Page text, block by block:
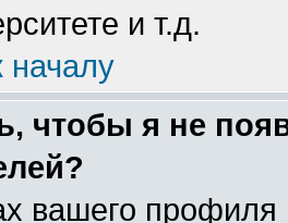
и т.д.
началу
чтобы я не
вашего